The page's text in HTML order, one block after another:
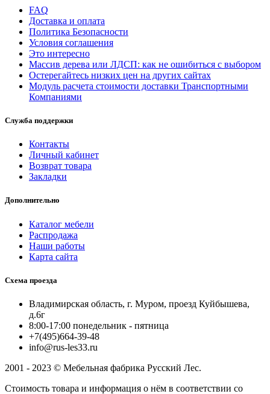
FAQ
Доставка и оплата
Политика Безопасности
Условия соглашения
Это интересно
Массив дерева или ЛДСП: как не ошибиться с выбором
Остерегайтесь низких цен на других сайтах
Модуль расчета стоимости доставки Транспортными
Компаниями
Служба поддержки
Контакты
Личный кабинет
Возврат товара
Закладки
Дополнительно
Каталог мебели
Распродажа
Наши работы
Карта сайта
Схема проезда
Владимирская область, г. Муром, проезд Куйбышева,
д.6г
8:00-17:00 понедельник - пятница
+7(495)664-39-48
info@rus-les33.ru
2001 - 2023 © Мебельная фабрика Русский Лес.
Стоимость товара и информация о нём в соответствии со